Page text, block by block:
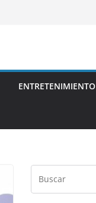
ENTRETENIMIENTO